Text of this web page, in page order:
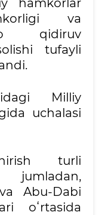
hamkorlar
va
qidiruv
tufayli
Milliy
uchalasi
turli
jumladan,
Abu-Dabi
oʻrtasida